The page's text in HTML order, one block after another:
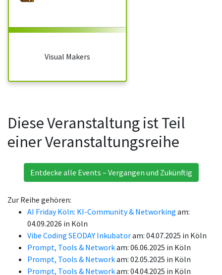
Visual Makers
Diese Veranstaltung ist Teil
einer Veranstaltungsreihe
Entdecke alle Events – Vergangen und Zukünftig
Zur Reihe gehören:
AI Friday Köln: KI-Community & Networking am:
04.09.2026 in Köln
Vibe Coding SEODAY Inkubatoram: 04.07.2025 in Köln
Prompt, Tools & Networkam: 06.06.2025 in Köln
Prompt, Tools & Networkam: 02.05.2025 in Köln
Prompt, Tools & Networkam: 04.04.2025 in Köln